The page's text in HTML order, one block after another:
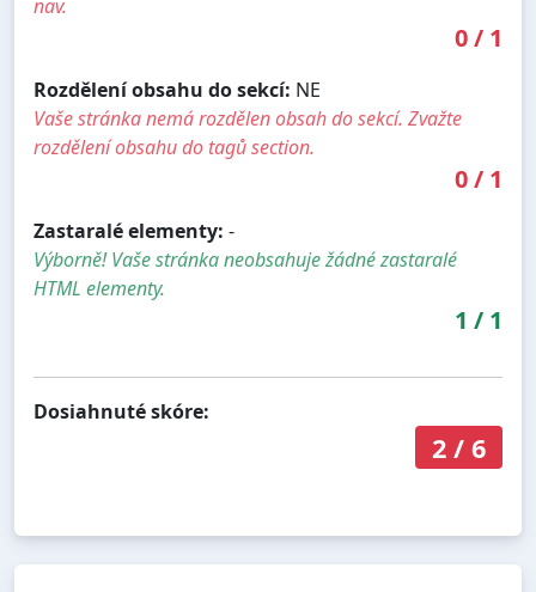
nav.
0/ 1
Rozdělení obsahu do sekcí: NE
Vaše stránka nemá rozdělen obsah do sekcí. Zvažte
rozdělení obsahu do tagů section.
0/ 1
Zastaralé elementy: -
Výborně! Vaše stránka neobsahuje žádné zastaralé
HTML elementy.
1 / 1
Dosiahnuté skóre:
2/ 6